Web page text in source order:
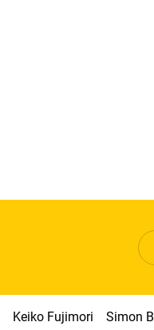
Keiko Fujimori Simon